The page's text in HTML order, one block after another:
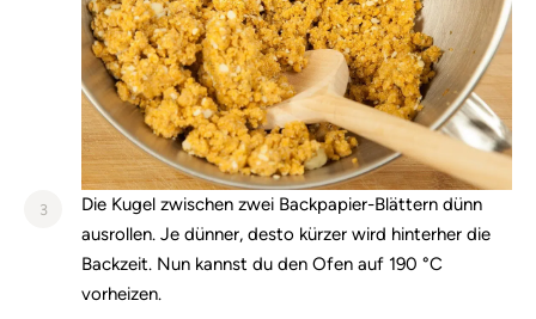
3
Die Kugel zwischen zwei Backpapier-Blättern dünn
ausrollen. Je dünner, desto kürzer wird hinterher die
Backzeit. Nun kannst du den Ofen auf 190 °C
vorheizen.